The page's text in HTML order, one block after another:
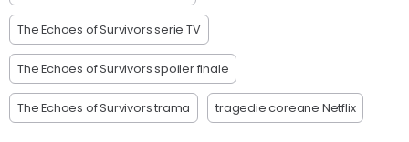
The Echoes of Survivors serie TV
The Echoes of Survivors spoiler finale
The Echoes of Survivors trama tragedie coreane Netflix